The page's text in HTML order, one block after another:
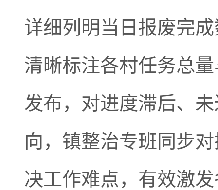
详细列明当日报废完
清晰标注各村任务总
发布，对进度滞后、
向，镇整治专班同步
决工作难点，有效激